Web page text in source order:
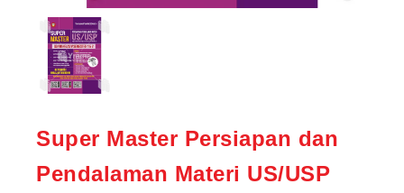
Super Master Persiapan dan
Pendalaman Materi US/USP